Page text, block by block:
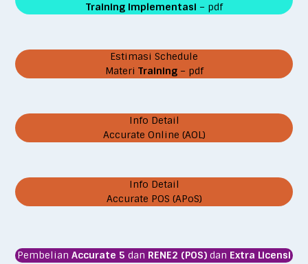
Training Implementasi – pdf
Estimasi Schedule
Materi Training – pdf
Info Detail
Accurate Online (AOL)
Info Detail
Accurate POS (APoS)
Pembelian Accurate 5 dan RENE2 (POS) dan Extra Licensi